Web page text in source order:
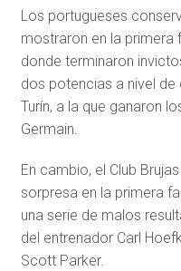
Los portugueses
mostraron en la primera
donde terminaron
dos potencias a nivel
Turín, a la que ganaron
Germain.
En cambio, el Club
sorpresa en la primera
una serie de malos
del entrenador Carl
Scott Parker.